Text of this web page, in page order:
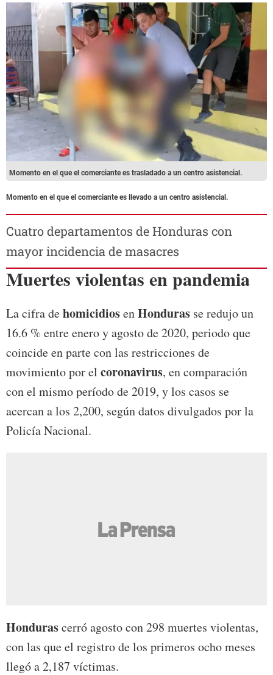
Momento en el que el comerciante es trasladado a un centro asistencial.
Momento en el que el comerciante es llevado a un centro asistencial.
Cuatro departamentos de Honduras con
mayor incidencia de masacres
Muertes violentas en pandemia
La cifra dehomicidiosenHonduras se redujo un
16.6 % entre enero y agosto de 2020, periodo que
coincide en parte con las restricciones de
movimiento por el coronavirus, en comparación
con el mismo período de 2019, y los casos se
acercan a los 2,200, según datos divulgados por la
Policía Nacional.
Hondurascerró agosto con 298 muertes violentas,
con las que el registro de los primeros ocho meses
llegó a 2,187 víctimas.